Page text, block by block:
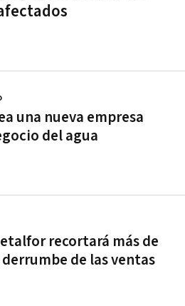
una nueva empresa
del agua
recortará más de
de las ventas